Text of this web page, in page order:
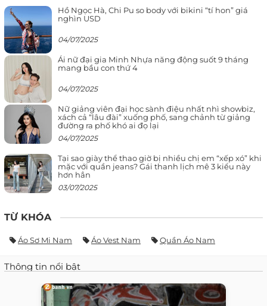
Hồ Ngọc Hà, Chi Pu so body với bikini “tí hon” giá
nghìn USD
04/07/2025
Ái nữ đại gia Minh Nhựa năng động suốt 9 tháng
mang bầu con thứ 4
04/07/2025
Nữ giảng viên đại học sành điệu nhất nhì showbiz,
xách cả “lâu đài” xuống phố, sang chảnh từ giảng
đường ra phố khó ai đọ lại
04/07/2025
Tại sao giày thể thao giờ bị nhiều chị em “xếp xó” khi
mặc với quần jeans? Gái thanh lịch mê 3 kiểu này
hơn hẳn
03/07/2025
TỪ KHÓA
Áo Sơ Mi Nam Áo Vest Nam Quần Áo Nam
Thông tin nổi bật